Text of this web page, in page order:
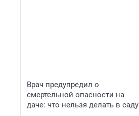
Врач предупредил о
смертельной опасности на
даче: что нельзя делать в саду